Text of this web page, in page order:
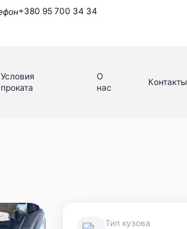
+380 95 700 34 34
Условия
проката
О
нас
Контакты
Тип кузова